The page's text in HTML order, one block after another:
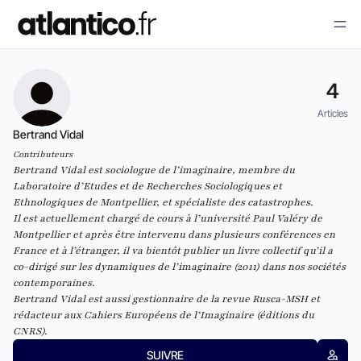
4
Articles
Bertrand Vidal
Contributeurs
Bertrand Vidal est sociologue de l’imaginaire, membre du
Laboratoire d’Etudes et de Recherches Sociologiques et
Ethnologiques de Montpellier, et spécialiste des catastrophes.
Il est actuellement chargé de cours à l’université Paul Valéry de
Montpellier et après être intervenu dans plusieurs conférences en
France et à l’étranger, il va bientôt publier un livre collectif qu’il a
co-dirigé sur les dynamiques de l’imaginaire (2011) dans nos sociétés
contemporaines.
Bertrand Vidal est aussi gestionnaire de la revueRusca-MSHet
rédacteur auxCahiers Européens de l’Imaginaire (éditions du
CNRS).
SUIVRE